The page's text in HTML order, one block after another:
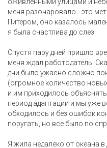
оживленными улицами и
меня разочаровало - это
Питером, оно казалось
я была счастлива до слез.
Спустя пару дней пришло
меня ждал работодатель.
дни было ужасно сложно
(огромное количество
и им приходилось
период адаптации и мы уже
обходилось и без ошибок
поругать, но все было по
Я жила недалеко от океана